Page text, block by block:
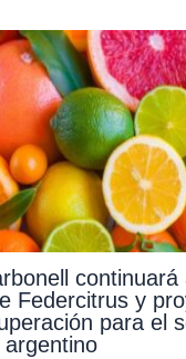
continuará
Federcitrus y
para el